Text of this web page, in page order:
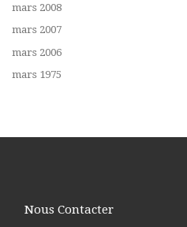
mars 2008
mars 2007
mars 2006
mars 1975
Nous Contacter